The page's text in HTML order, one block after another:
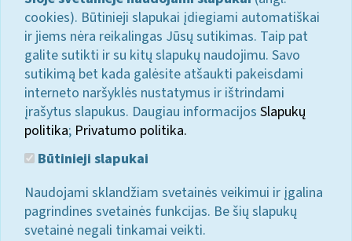
cookies). Būtinieji slapukai įdiegiami automatiškai
ir jiems nėra reikalingas Jūsų sutikimas. Taip pat
galite sutikti ir su kitų slapukų naudojimu. Savo
sutikimą bet kada galėsite atšaukti pakeisdami
interneto naršyklės nustatymus ir ištrindami
įrašytus slapukus. Daugiau informacijos Slapukų
politika; Privatumo politika.
Būtinieji slapukai
Naudojami sklandžiam svetainės veikimui ir įgalina
pagrindines svetainės funkcijas. Be šių slapukų
svetainė negali tinkamai veikti.